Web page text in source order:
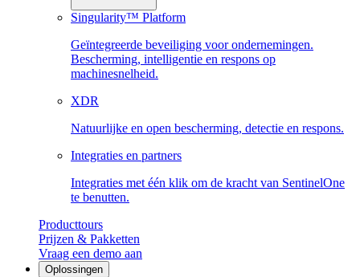
Singularity™ Platform
Geïntegreerde beveiliging voor ondernemingen.
Bescherming, intelligentie en respons op
machinesnelheid.
XDR
Natuurlijke en open bescherming, detectie en respons.
Integraties en partners
Integraties met één klik om de kracht van SentinelOne
te benutten.
Producttours
Prijzen & Pakketten
Vraag een demo aan
Oplossingen